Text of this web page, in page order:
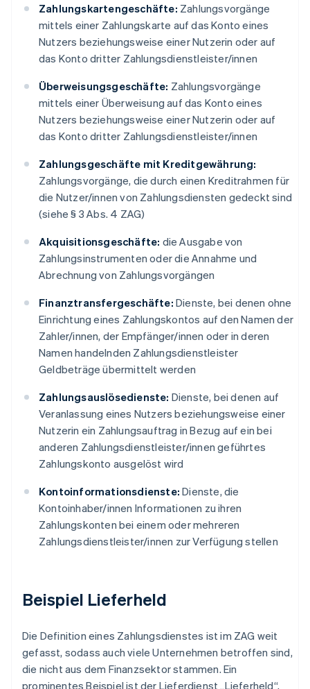
Zahlungskartengeschäfte: Zahlungsvorgänge
mittels einer Zahlungskarte auf das Konto eines
Nutzers beziehungsweise einer Nutzerin oder auf
das Konto dritter Zahlungsdienstleister/innen
Überweisungsgeschäfte: Zahlungsvorgänge
mittels einer Überweisung auf das Konto eines
Nutzers beziehungsweise einer Nutzerin oder auf
das Konto dritter Zahlungsdienstleister/innen
Zahlungsgeschäfte mit Kreditgewährung:
Zahlungsvorgänge, die durch einen Kreditrahmen für
die Nutzer/innen von Zahlungsdiensten gedeckt sind
(siehe § 3 Abs. 4 ZAG)
Akquisitionsgeschäfte: die Ausgabe von
Zahlungsinstrumenten oder die Annahme und
Abrechnung von Zahlungsvorgängen
Finanztransfergeschäfte: Dienste, bei denen ohne
Einrichtung eines Zahlungskontos auf den Namen der
Zahler/innen, der Empfänger/innen oder in deren
Namen handelnden Zahlungsdienstleister
Geldbeträge übermittelt werden
Zahlungsauslösedienste: Dienste, bei denen auf
Veranlassung eines Nutzers beziehungsweise einer
Nutzerin ein Zahlungsauftrag in Bezug auf ein bei
anderen Zahlungsdienstleister/innen geführtes
Zahlungskonto ausgelöst wird
Kontoinformationsdienste: Dienste, die
Kontoinhaber/innen Informationen zu ihren
Zahlungskonten bei einem oder mehreren
Zahlungsdienstleister/innen zur Verfügung stellen
Beispiel Lieferheld
Die Definition eines Zahlungsdienstes ist im ZAG weit
gefasst, sodass auch viele Unternehmen betroffen sind,
die nicht aus dem Finanzsektor stammen. Ein
prominentes Beispiel ist der Lieferdienst „Lieferheld“,